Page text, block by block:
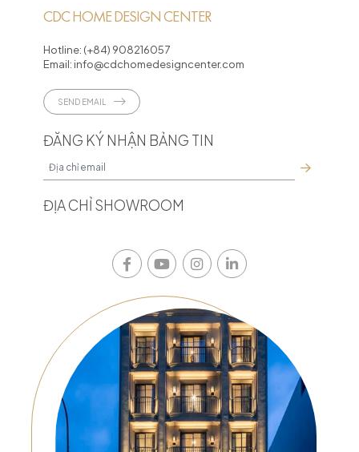
CDC HOME DESIGN CENTER
Hotline: (+84) 908216057
Email: info@cdchomedesigncenter.com
SEND EMAIL
ĐĂNG KÝ NHẬN BẢNG TIN
ĐỊA CHỈ SHOWROOM